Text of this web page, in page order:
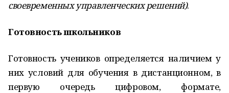
своевременных управленческих решений).
Готовность школьников
Готовность учеников определяется наличием у
них условий для обучения в дистанционном, в
первую очередь цифровом, формате,